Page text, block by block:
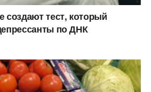
создают тест, который
по ДНК